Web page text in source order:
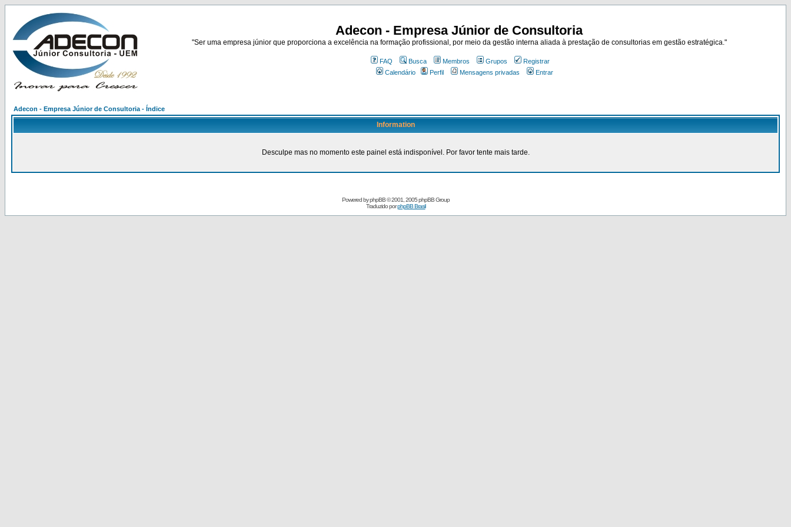
Adecon - Empresa Júnior de Consultoria
"Ser uma empresa júnior que proporciona a excelência na formação profissional, por meio da gestão interna aliada à prestação de consultorias em gestão estratégica."
FAQ Busca Membros Grupos
Registrar
Calendário
Perfil Mensagens privadas Entrar
Adecon - Empresa Júnior de Consultoria - Índice
Information
Desculpe mas no momento este painel está indisponível. Por favor tente mais tarde.
Powered byphpBB© 2001, 2005 phpBB Group
Traduzido porphpBB Brasil